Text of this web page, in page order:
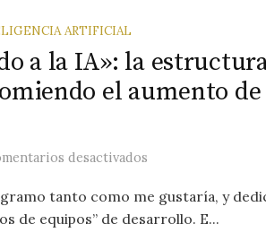
ARTIFICIAL
a la IA»: la
el aumento de
desactivados en «No estamos
tanto como me gustaría, y
de equipos” de desarrollo. E...